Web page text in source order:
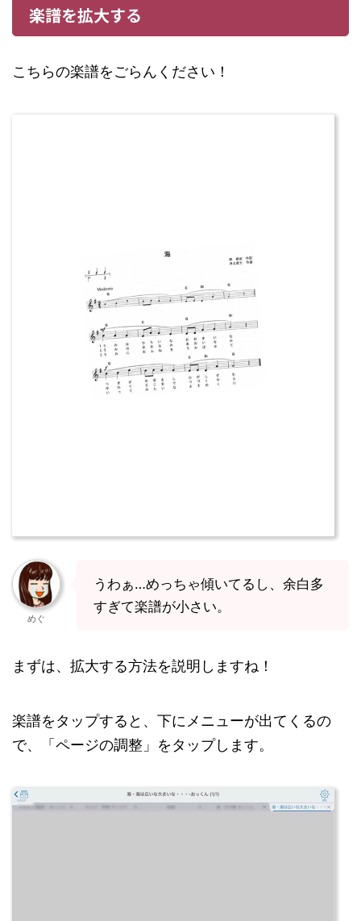
楽譜を拡大する
こちらの楽譜をごらんください！
めぐ
うわぁ…めっちゃ傾いてるし、余白多
すぎて楽譜が小さい。
まずは、拡大する方法を説明しますね！
楽譜をタップすると、下にメニューが出てくるの
で、「ページの調整」をタップします。